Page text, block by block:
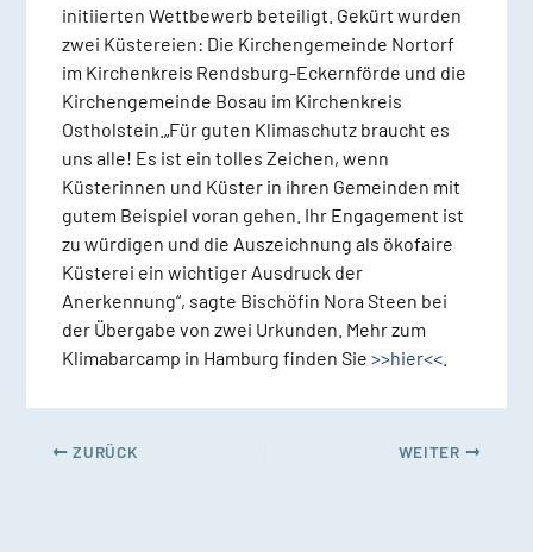
initiierten Wettbewerb beteiligt. Gekürt wurden
zwei Küstereien: Die Kirchengemeinde Nortorf
im Kirchenkreis Rendsburg-Eckernförde und die
Kirchengemeinde Bosau im Kirchenkreis
Ostholstein.„Für guten Klimaschutz braucht es
uns alle! Es ist ein tolles Zeichen, wenn
Küsterinnen und Küster in ihren Gemeinden mit
gutem Beispiel voran gehen. Ihr Engagement ist
zu würdigen und die Auszeichnung als ökofaire
Küsterei ein wichtiger Ausdruck der
Anerkennung“, sagte Bischöfin Nora Steen bei
der Übergabe von zwei Urkunden. Mehr zum
Klimabarcamp in Hamburg finden Sie >>hier<<.
ZURÜCK WEITER